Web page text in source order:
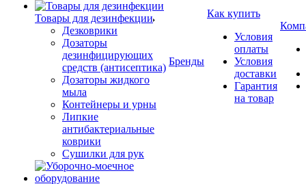
Товары для дезинфекции
Дезковрики
Дозаторы
дезинфицирующих
средств (антисептика)
Дозаторы жидкого
мыла
Контейнеры и урны
Липкие
антибактериальные
коврики
Сушилки для рук
Бренды
Как купить
Условия
оплаты
Условия
доставки
Гарантия
на товар